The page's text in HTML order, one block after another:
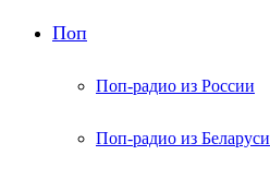
Поп
Поп-радио из России
Поп-радио из Беларуси